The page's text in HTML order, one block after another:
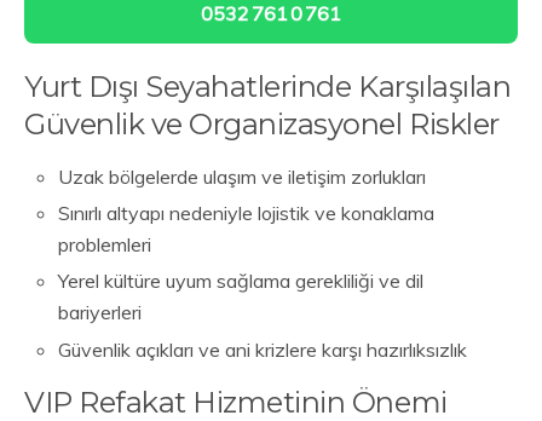
0532 761 0 761
Yurt Dışı Seyahatlerinde Karşılaşılan
Güvenlik ve Organizasyonel Riskler
Uzak bölgelerde ulaşım ve iletişim zorlukları
Sınırlı altyapı nedeniyle lojistik ve konaklama
problemleri
Yerel kültüre uyum sağlama gerekliliği ve dil
bariyerleri
Güvenlik açıkları ve ani krizlere karşı hazırlıksızlık
VIP Refakat Hizmetinin Önemi